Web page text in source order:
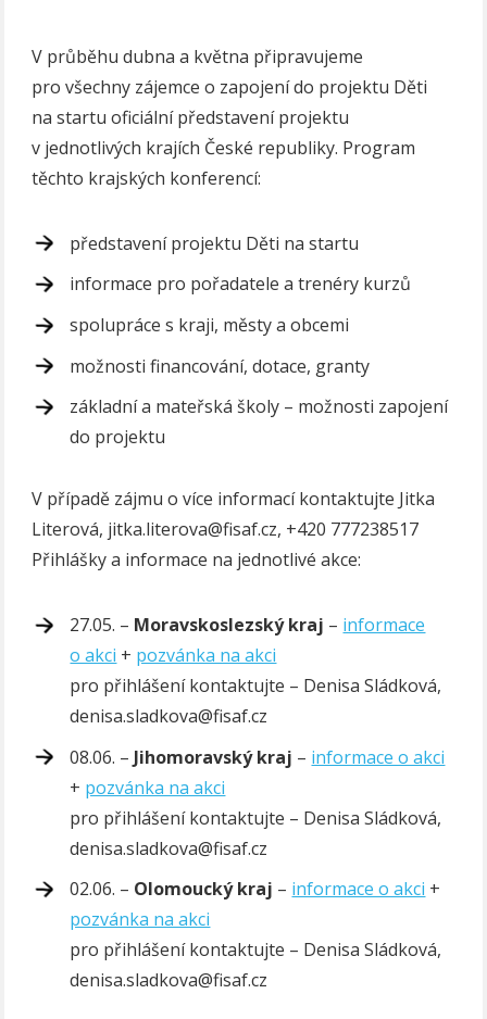
V průběhu dubna a května připravujeme
pro všechny zájemce o zapojení do projektu Děti
na startu oficiální představení projektu
v jednotlivých krajích České republiky. Program
těchto krajských konferencí:
představení projektu Děti na startu
informace pro pořadatele a trenéry kurzů
spolupráce s kraji, městy a obcemi
možnosti financování, dotace, granty
základní a mateřská školy – možnosti zapojení
do projektu
V případě zájmu o více informací kontaktujte Jitka
Literová, jitka.literova@fisaf.cz, +420 777238517
Přihlášky a informace na jednotlivé akce:
27.05. – Moravskoslezský kraj – informace
o akci + pozvánka na akci
pro přihlášení kontaktujte – Denisa Sládková,
denisa.sladkova@fisaf.cz
08.06. – Jihomoravský kraj – informace o akci
+ pozvánka na akci
pro přihlášení kontaktujte – Denisa Sládková,
denisa.sladkova@fisaf.cz
02.06. – Olomoucký kraj – informace o akci +
pozvánka na akci
pro přihlášení kontaktujte – Denisa Sládková,
denisa.sladkova@fisaf.cz